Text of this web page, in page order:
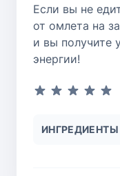
Если вы не
от омлета на
и вы получите
энергии!
ИНГРЕДИЕНТЫ